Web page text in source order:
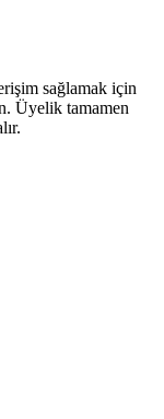
sağlamak için
Üyelik tamamen